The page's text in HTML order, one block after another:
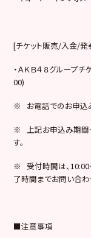
[チケット販売/入金/
・ＡＫＢ４８グループ
00)
※ お電話でのお申込
※ 上記お申込み期間
す。
※ 受付時間は、10:00
了時間までお問い合わ
■注意事項